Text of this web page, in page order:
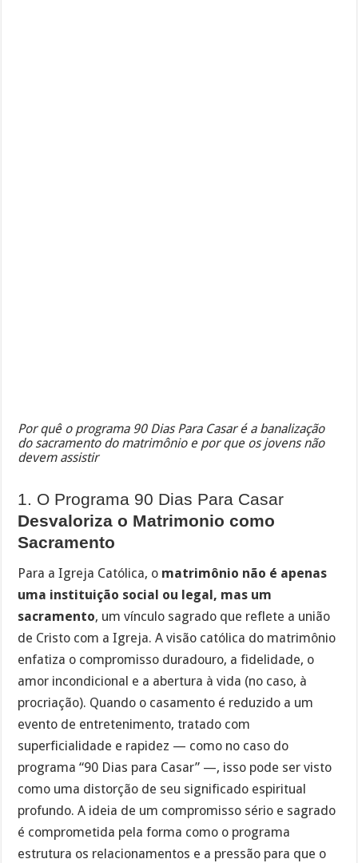
Por quê o programa 90 Dias Para Casar é a banalização
do sacramento do matrimônio e por que os jovens não
devem assistir
1. O Programa 90 Dias Para Casar
Desvaloriza o Matrimonio como
Sacramento
Para a Igreja Católica, o matrimônio não é apenas
uma instituição social ou legal, mas um
sacramento, um vínculo sagrado que reflete a união
de Cristo com a Igreja. A visão católica do matrimônio
enfatiza o compromisso duradouro, a fidelidade, o
amor incondicional e a abertura à vida (no caso, à
procriação). Quando o casamento é reduzido a um
evento de entretenimento, tratado com
superficialidade e rapidez — como no caso do
programa “90 Dias para Casar” —, isso pode ser visto
como uma distorção de seu significado espiritual
profundo. A ideia de um compromisso sério e sagrado
é comprometida pela forma como o programa
estrutura os relacionamentos e a pressão para que o